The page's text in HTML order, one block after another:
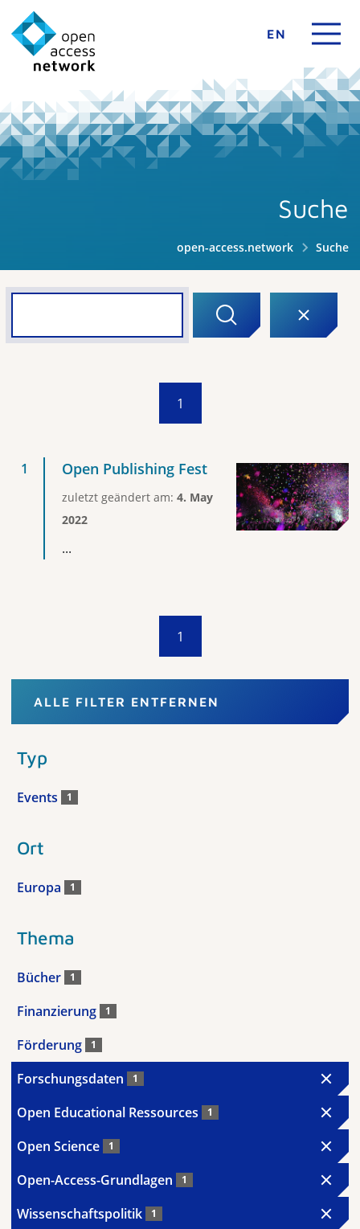
EN
Suche
open-access.network Suche
1
Open Publishing Fest
zuletzt geändert am: 4. May
2022
...
1
ALLE FILTER ENTFERNEN
Typ
Events 1
Ort
Europa 1
Thema
Bücher 1
Finanzierung 1
Förderung 1
Forschungsdaten 1
Open Educational Ressources 1
Open Science 1
Open-Access-Grundlagen 1
Wissenschaftspolitik 1